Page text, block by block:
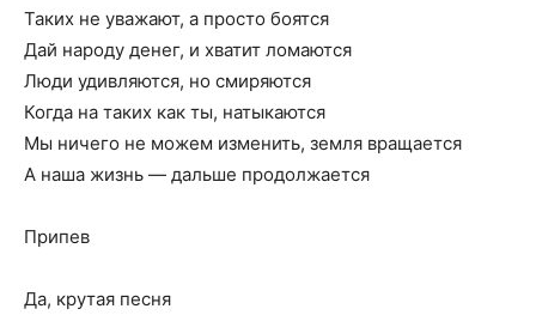
Таких не уважают, а просто боятся
Дай народу денег, и хватит ломаются
Люди удивляются, но смиряются
Когда на таких как ты, натыкаются
Мы ничего не можем изменить, земля вращается
А наша жизнь — дальше продолжается
Припев
Да, крутая песня